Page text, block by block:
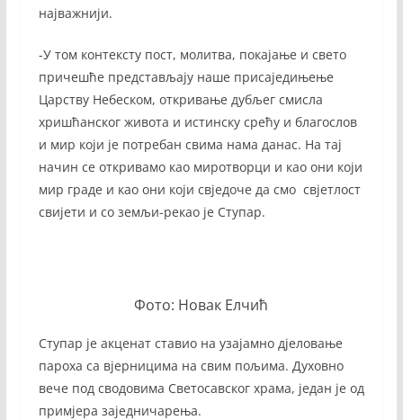
најважнији.
-У том контексту пост, молитва, покајање и свето
причешће представљају наше присаједињење
Царству Небеском, откривање дубљег смисла
хришћанског живота и истинску срећу и благослов
и мир који је потребан свима нама данас. На тај
начин се откривамо као миротворци и као они који
мир граде и као они који свједоче да смо свјетлост
свијети и со земљи-рекао је Ступар.
Фото: Новак Елчић
Ступар је акценат ставио на узајамно дјеловање
пароха са вјерницима на свим пољима. Духовно
вече под сводовима Светосавског храма, један је од
примјера заједничарења.